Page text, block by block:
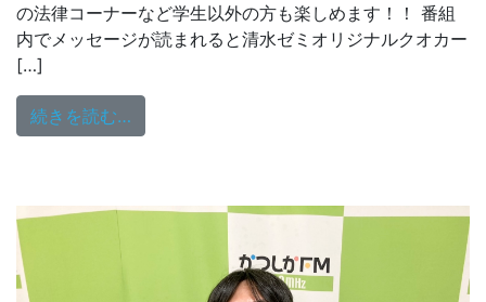
の法律コーナーなど学生以外の方も楽しめます！！ 番組
内でメッセージが読まれると清水ゼミオリジナルクオカー
[…]
続きを読む…